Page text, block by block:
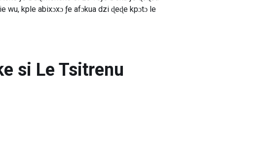
wu, kple abixɔxɔ ƒe afɔkua dzi ɖeɖe kpɔtɔ le
si Le Tsitrenu